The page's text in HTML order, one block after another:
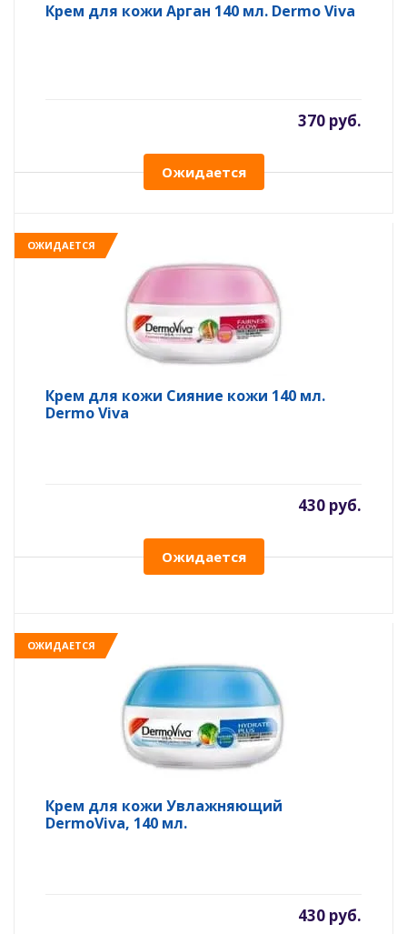
Крем для кожи Арган 140 мл. Dermo Viva
370 руб.
Ожидается
ОЖИДАЕТСЯ
Крем для кожи Сияние кожи 140 мл.
Dermo Viva
430 руб.
Ожидается
ОЖИДАЕТСЯ
Крем для кожи Увлажняющий
DermoViva, 140 мл.
430 руб.